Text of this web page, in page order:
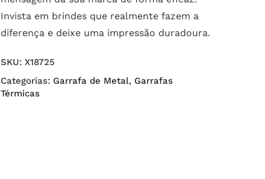
Invista em brindes que realmente fazem a
diferença e deixe uma impressão duradoura.
SKU: X18725
Categorias: Garrafa de Metal, Garrafas
Térmicas